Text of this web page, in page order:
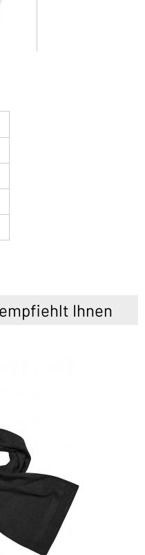
Ihnen